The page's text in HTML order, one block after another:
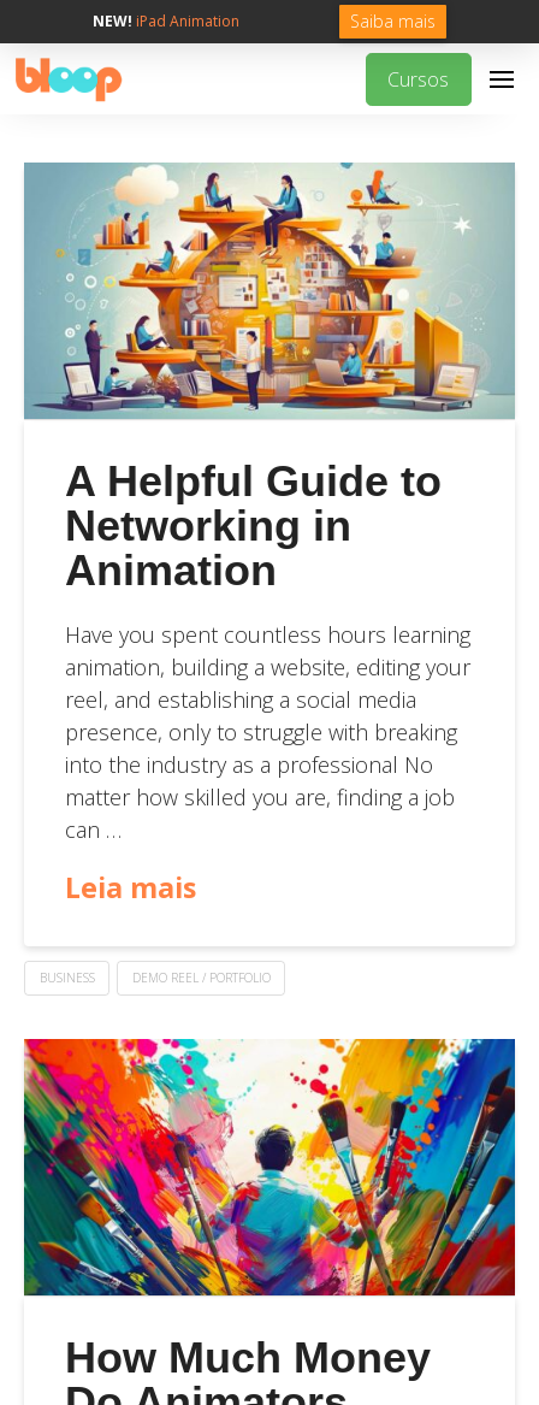
NEW! iPad Animation Saiba mais
Cursos
A Helpful Guide to
Networking in
Animation
Have you spent countless hours learning
animation, building a website, editing your
reel, and establishing a social media
presence, only to struggle with breaking
into the industry as a professional No
matter how skilled you are, finding a job
can …
Leia mais
BUSINESS DEMO REEL / PORTFOLIO
How Much Money